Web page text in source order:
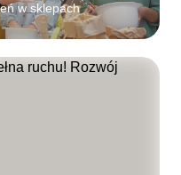
w sklepach